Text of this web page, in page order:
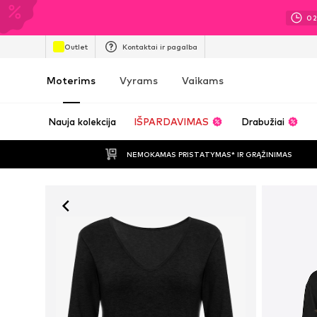
02
Outlet Kontaktai ir pagalba
Moterims Vyrams Vaikams
Nauja kolekcija IŠPARDAVIMAS Drabužiai
NEMOKAMAS PRISTATYMAS* IR GRĄŽINIMAS